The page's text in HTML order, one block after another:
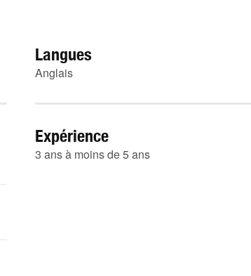
Langues
Anglais
Expérience
3 ans à moins de 5 ans